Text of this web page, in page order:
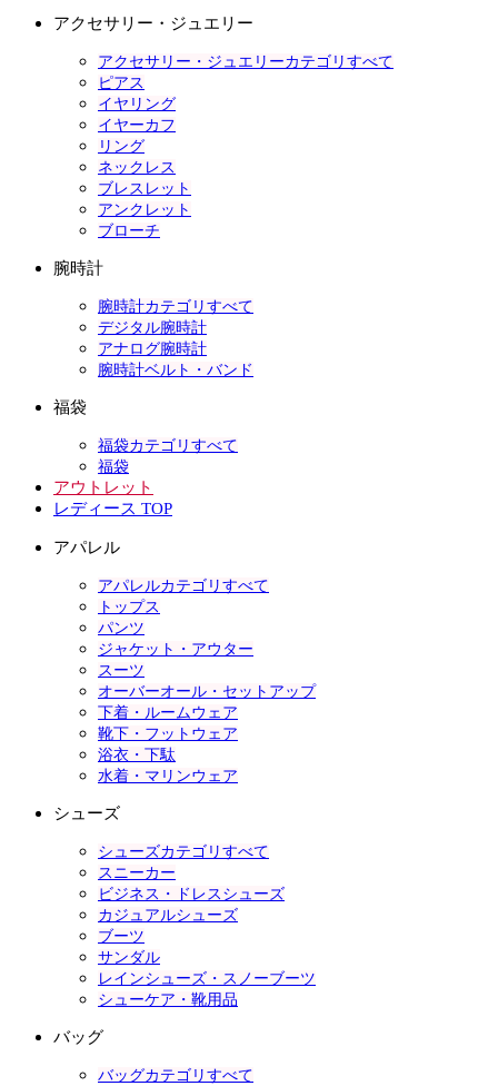
アクセサリー・ジュエリー
アクセサリー・ジュエリーカテゴリすべて
ピアス
イヤリング
イヤーカフ
リング
ネックレス
ブレスレット
アンクレット
ブローチ
腕時計
腕時計カテゴリすべて
デジタル腕時計
アナログ腕時計
腕時計ベルト・バンド
福袋
福袋カテゴリすべて
福袋
アウトレット
レディース TOP
アパレル
アパレルカテゴリすべて
トップス
パンツ
ジャケット・アウター
スーツ
オーバーオール・セットアップ
下着・ルームウェア
靴下・フットウェア
浴衣・下駄
水着・マリンウェア
シューズ
シューズカテゴリすべて
スニーカー
ビジネス・ドレスシューズ
カジュアルシューズ
ブーツ
サンダル
レインシューズ・スノーブーツ
シューケア・靴用品
バッグ
バッグカテゴリすべて